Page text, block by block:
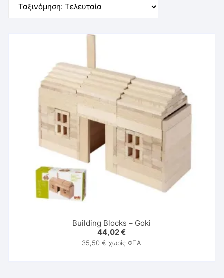
Building Blocks – Goki
44,02€
35,50€ χωρίς ΦΠΑ